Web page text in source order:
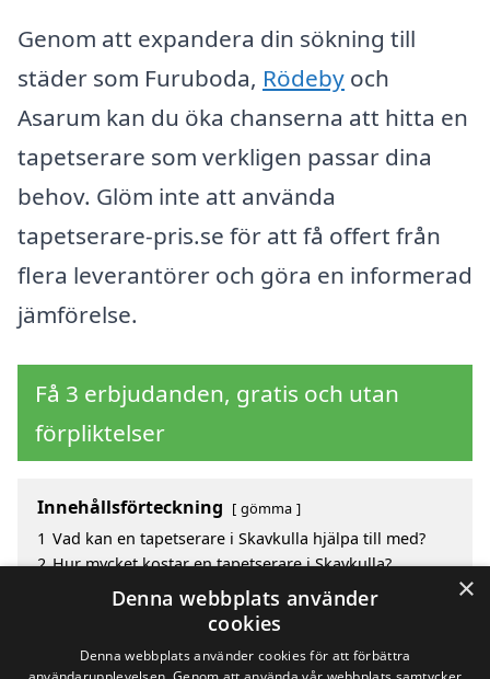
Genom att expandera din sökning till
städer som Furuboda, Rödeby och
Asarum kan du öka chanserna att hitta en
tapetserare som verkligen passar dina
behov. Glöm inte att använda
tapetserare-pris.se för att få offert från
flera leverantörer och göra en informerad
jämförelse.
Få 3 erbjudanden, gratis och utan
förpliktelser
Innehållsförteckning gömma
1 Vad kan en tapetserare i Skavkulla hjälpa till med?
2 Hur mycket kostar en tapetserare i Skavkulla?
Fördelar med att välja tapetserare i Skavkulla
Sök efter en skicklig tapetserare i de omgivande
×
Denna webbplats använder
cookies
Denna webbplats använder cookies för att förbättra